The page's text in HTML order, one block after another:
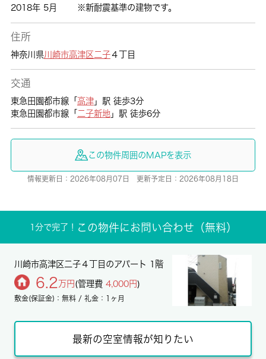
2018年 5月 ※新耐震基準の建物です。
住所
神奈川県川崎市高津区 二子４丁目
交通
東急田園都市線「 高津」駅 徒歩3分
東急田園都市線「 二子新地」駅 徒歩6分
この物件周囲のMAPを表示
情報更新日：2026年08月07日 更新予定日：2026年08月18日
1分で完了！ この物件にお問い合わせ（無料）
川崎市高津区二子４丁目のアパート 1階
6.2 万円 (管理費 4,000円)
敷金(保証金)：無料 / 礼金：1ヶ月
最新の空室情報が知りたい